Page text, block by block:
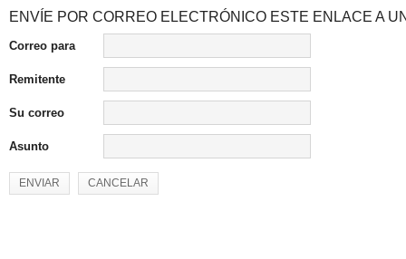
ENVÍE POR CORREO ELECTRÓNICO ESTE ENLACE A
Correo para
Remitente
Su correo
Asunto
ENVIAR CANCELAR